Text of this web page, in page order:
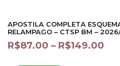
APOSTILA COMPLETA
RELAMPAGO – CTSP BM –
R$87.00 – R$149.00